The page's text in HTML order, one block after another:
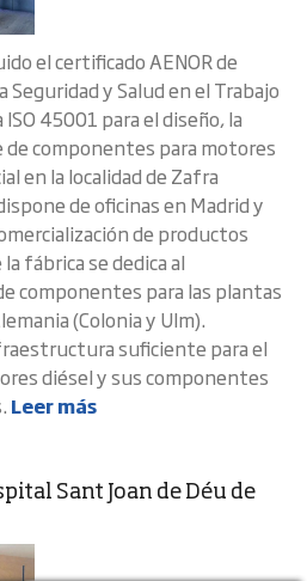
el certificado AENOR de
Seguridad y Salud en el Trabajo
45001 para el diseño, la
componentes para motores
en la localidad de Zafra
de oficinas en Madrid y
de productos
fábrica se dedica al
componentes para las plantas
(Colonia y Ulm).
suficiente para el
diésel y sus componentes
Leer más
Sant Joan de Déu de